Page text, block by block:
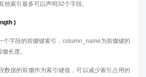
他索引最多可以声明32个字段。
)
个字段的前缀键索引，column_name为前缀键的
长度。
数据的前缀作为索引键值，可以减少索引占用的